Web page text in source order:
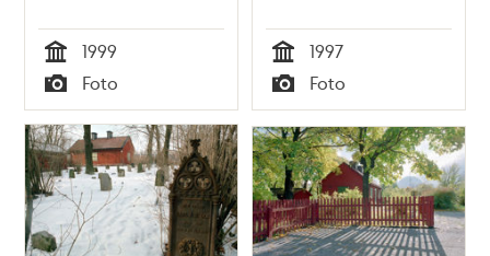
Tid
1999
Typ
Foto Tid
1997
Typ
Foto